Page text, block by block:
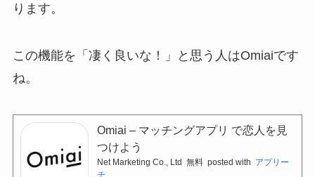
ります。
この機能を「凄く良いな！」と思う人はOmiaiです
ね。
Omiai – マッチングアプリ で恋人を見
つけよう
Net Marketing Co., Ltd 無料 posted with アプリー
チ